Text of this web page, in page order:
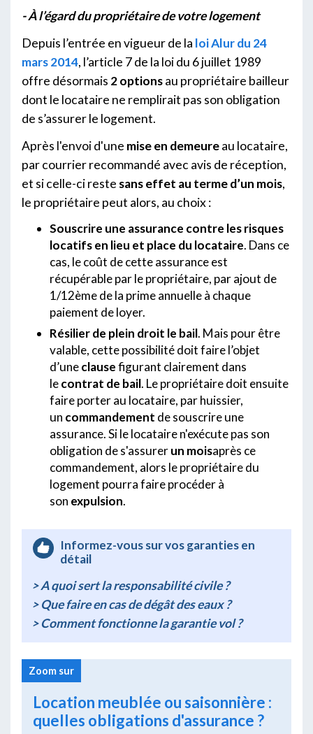
- À l’égard du propriétaire de votre logement
Depuis l’entrée en vigueur de la loi Alur du 24
mars 2014, l’article 7 de la loi du 6 juillet 1989
offre désormais 2 optionsau propriétaire bailleur
dont le locataire ne remplirait pas son obligation
de s’assurer le logement.
Après l'envoi d'une mise en demeureau locataire,
par courrier recommandé avec avis de réception,
et si celle-ci reste sans effet au terme d’un mois,
le propriétaire peut alors, au choix :
Souscrire une assurance contre les risques
locatifs en lieu et place du locataire. Dans ce
cas, le coût de cette assurance est
récupérable par le propriétaire, par ajout de
1/12ème de la prime annuelle à chaque
paiement de loyer.
Résilier de plein droit le bail. Mais pour être
valable, cette possibilité doit faire l’objet
d’uneclausefigurant clairement dans
lecontrat de bail. Le propriétaire doit ensuite
faire porter au locataire, par huissier,
un commandement de souscrire une
assurance. Si le locataire n'exécute pas son
obligation de s'assurerun moisaprès ce
commandement, alors le propriétaire du
logement pourra faire procéder à
son expulsion.
Informez-vous sur vos garanties en
détail
> A quoi sert la responsabilité civile ?
> Que faire en cas de dégât des eaux ?
> Comment fonctionne la garantie vol ?
Zoom sur
Location meublée ou saisonnière :
quelles obligations d'assurance ?